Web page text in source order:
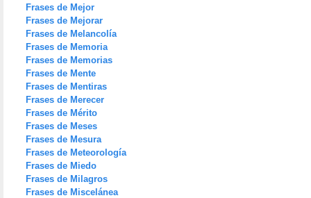
Frases de Mejor
Frases de Mejorar
Frases de Melancolía
Frases de Memoria
Frases de Memorias
Frases de Mente
Frases de Mentiras
Frases de Merecer
Frases de Mérito
Frases de Meses
Frases de Mesura
Frases de Meteorología
Frases de Miedo
Frases de Milagros
Frases de Miscelánea